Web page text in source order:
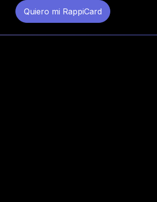
Quiero mi RappiCard